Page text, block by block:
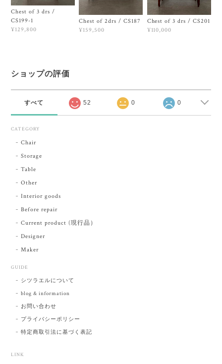
Chest of 3 drs /
CS199-1
¥129,800
Chest of 2drs / CS187
¥159,500
Chest of 3 drs / CS201
¥110,000
ショップの評価
すべて 52 0 0
CATEGORY
Chair
Storage
Table
Other
Interior goods
Before repair
Current product (現行品）
Designer
Maker
GUIDE
シツラエルについて
blog & information
お問い合わせ
プライバシーポリシー
特定商取引法に基づく表記
LINK